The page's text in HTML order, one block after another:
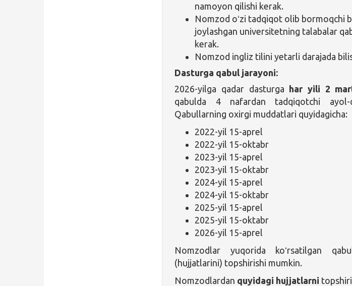
namoyon qilishi kerak.
Nomzod oʻzi tadqiqot olib bormoqchi
joylashgan universitetning talabalar
kerak.
Nomzod ingliz tilini yetarli darajada
Dasturga qabul jarayoni:
2026-yilga qadar dasturga har yili 2
qabulda 4 nafardan tadqiqotchi
Qabullarning oxirgi muddatlari quyidagicha:
2022-yil 15-aprel
2022-yil 15-oktabr
2023-yil 15-aprel
2023-yil 15-oktabr
2024-yil 15-aprel
2024-yil 15-oktabr
2025-yil 15-aprel
2025-yil 15-oktabr
2026-yil 15-aprel
Nomzodlar yuqorida koʻrsatilgan
(hujjatlarini) topshirishi mumkin.
Nomzodlardan quyidagi hujjatlarni